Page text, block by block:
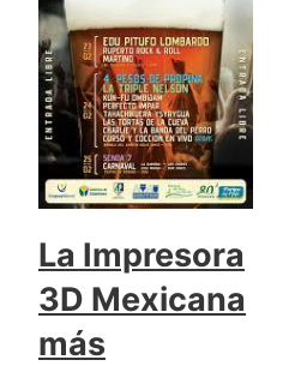
La Impresora
3D Mexicana
más